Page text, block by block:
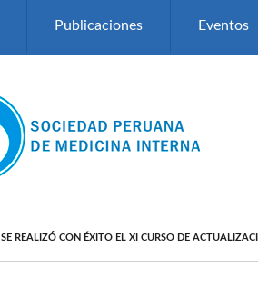
Publicaciones Eventos
SE REALIZÓ CON ÉXITO EL XI CURSO DE